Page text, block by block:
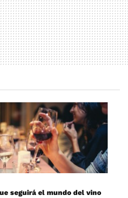
seguirá el mundo del vino